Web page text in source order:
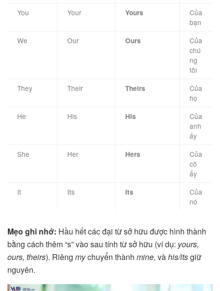
You
Your Yours
Của
bạn
We
Our Ours
Của
chú
ng
tôi
They
Their Theirs
Của
họ
He
His His
Của
anh
ấy
She
Her Hers
Của
cô
ấy
It
Its Its
Của
nó
Mẹo ghi nhớ: Hầu hết các đại từ sở hữu được hình thành
bằng cách thêm “s” vào sau tính từ sở hữu (ví dụ: yours,
ours, theirs). Riêng mychuyển thành mine, vàhis/itsgiữ
nguyên.